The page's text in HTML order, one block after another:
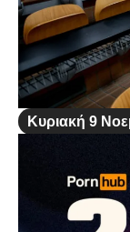
Κυριακή 9
για
φοιτητών